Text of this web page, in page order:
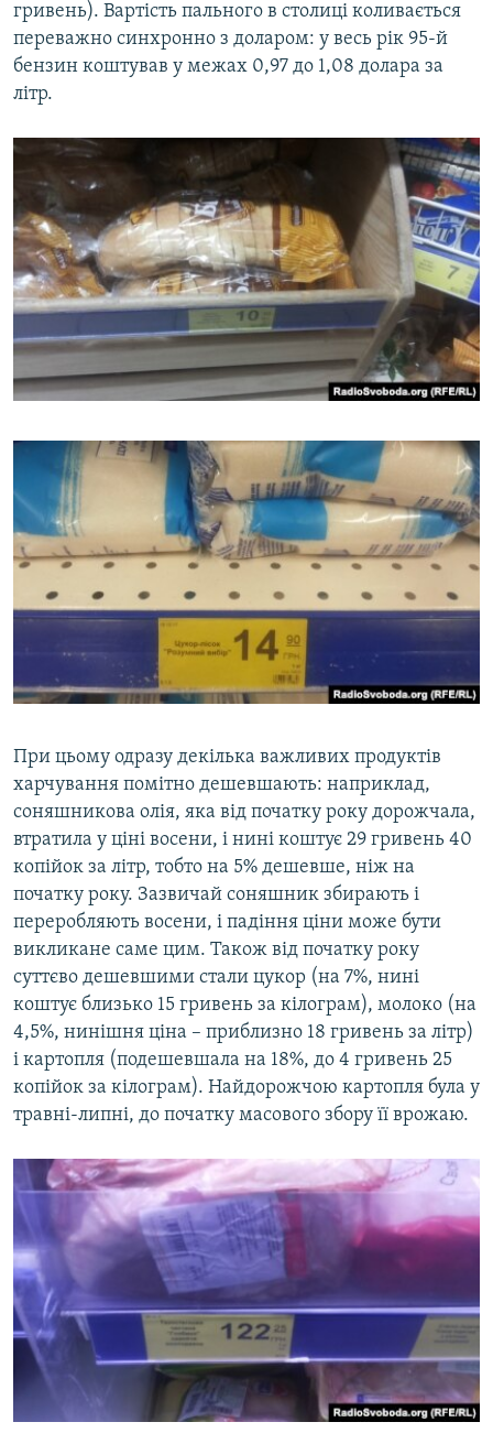
гривень). Вартість пального в столиці коливається
переважно синхронно з доларом: у весь рік 95-й
бензин коштував у межах 0,97 до 1,08 долара за
літр.
​При цьому одразу декілька важливих продуктів
харчування помітно дешевшають: наприклад,
соняшникова олія, яка від початку року дорожчала,
втратила у ціні восени, і нині коштує 29 гривень 40
копійок за літр, тобто на 5% дешевше, ніж на
початку року. Зазвичай соняшник збирають і
переробляють восени, і падіння ціни може бути
викликане саме цим. Також від початку року
суттєво дешевшими стали цукор (на 7%, нині
коштує близько 15 гривень за кілограм), молоко (на
4,5%, нинішня ціна – приблизно 18 гривень за літр)
і картопля (подешевшала на 18%, до 4 гривень 25
копійок за кілограм). Найдорожчою картопля була у
травні-липні, до початку масового збору її врожаю.